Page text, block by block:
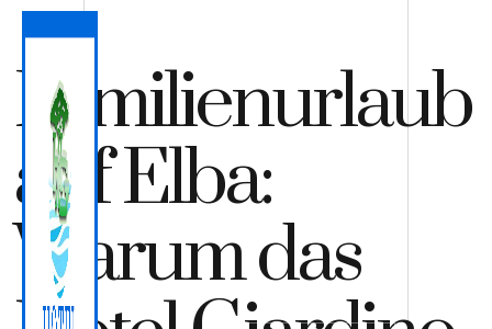
Familienurlaub
auf Elba:
Warum das